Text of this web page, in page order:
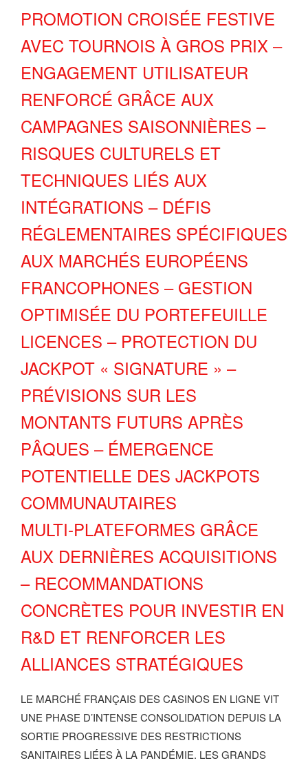
PROMOTION CROISÉE FESTIVE
AVEC TOURNOIS À GROS PRIX –
ENGAGEMENT UTILISATEUR
RENFORCÉ GRÂCE AUX
CAMPAGNES SAISONNIÈRES –
RISQUES CULTURELS ET
TECHNIQUES LIÉS AUX
INTÉGRATIONS – DÉFIS
RÉGLEMENTAIRES SPÉCIFIQUES
AUX MARCHÉS EUROPÉENS
FRANCOPHONES – GESTION
OPTIMISÉE DU PORTEFEUILLE
LICENCES – PROTECTION DU
JACKPOT « SIGNATURE » –
PRÉVISIONS SUR LES
MONTANTS FUTURS APRÈS
PÂQUES – ÉMERGENCE
POTENTIELLE DES JACKPOTS
COMMUNAUTAIRES
MULTI‑PLATEFORMES GRÂCE
AUX DERNIÈRES ACQUISITIONS
– RECOMMANDATIONS
CONCRÈTES POUR INVESTIR EN
R&D ET RENFORCER LES
ALLIANCES STRATÉGIQUES
LE MARCHÉ FRANÇAIS DES CASINOS EN LIGNE VIT
UNE PHASE D’INTENSE CONSOLIDATION DEPUIS LA
SORTIE PROGRESSIVE DES RESTRICTIONS
SANITAIRES LIÉES À LA PANDÉMIE. LES GRANDS